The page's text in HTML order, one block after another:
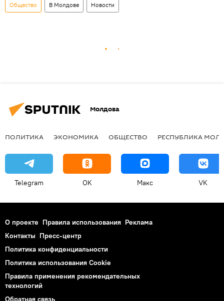
Общество В Молдове Новости
Молдова
ПОЛИТИКА ЭКОНОМИКА ОБЩЕСТВО РЕСПУБЛИКА
Telegram OK Макс VK
О проекте Правила использования Реклама
Контакты Пресс-центр
Политика конфиденциальности
Политика использования Cookie
Правила применения рекомендательных
технологий
Обратная связь